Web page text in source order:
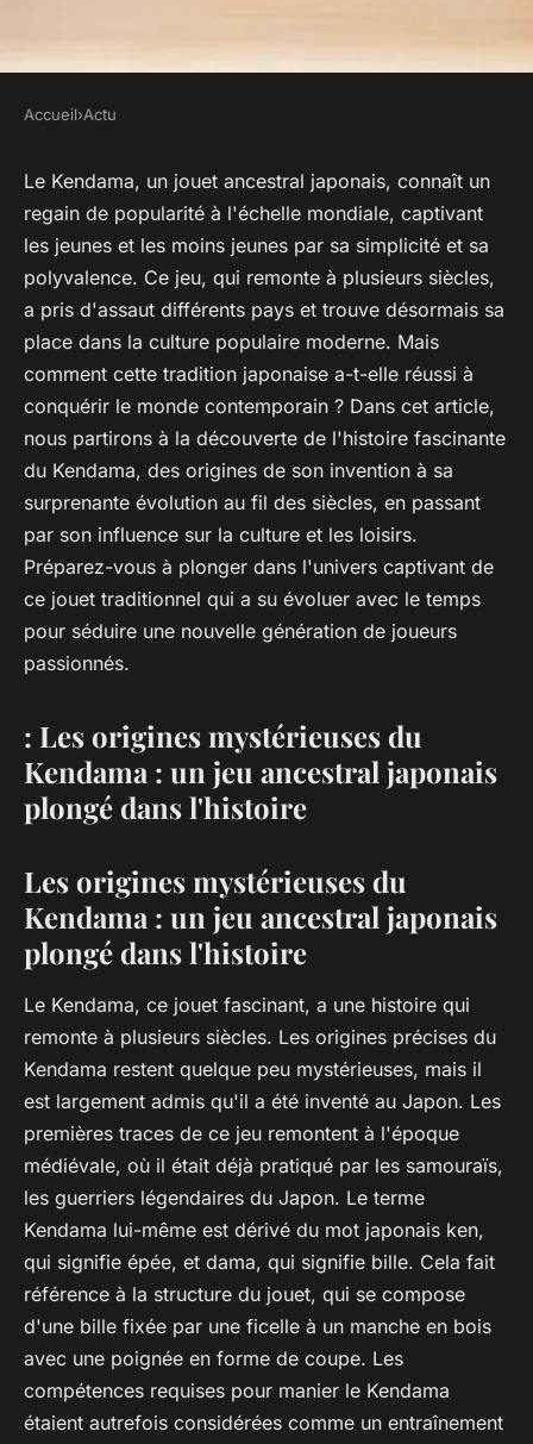
Kendama : L'histoire
fascinante de l'ancien jouet
japonais qui a conquis le
monde moderne
Accueil›Actu
Le Kendama, un jouet ancestral japonais, connaît un
regain de popularité à l'échelle mondiale, captivant
les jeunes et les moins jeunes par sa simplicité et sa
polyvalence. Ce jeu, qui remonte à plusieurs siècles,
a pris d'assaut différents pays et trouve désormais sa
place dans la culture populaire moderne. Mais
comment cette tradition japonaise a-t-elle réussi à
conquérir le monde contemporain ? Dans cet article,
nous partirons à la découverte de l'histoire fascinante
du Kendama, des origines de son invention à sa
surprenante évolution au fil des siècles, en passant
par son influence sur la culture et les loisirs.
Préparez-vous à plonger dans l'univers captivant de
ce jouet traditionnel qui a su évoluer avec le temps
pour séduire une nouvelle génération de joueurs
passionnés.
: Les origines mystérieuses du
Kendama : un jeu ancestral japonais
plongé dans l'histoire
Les origines mystérieuses du
Kendama : un jeu ancestral japonais
plongé dans l'histoire
Le Kendama, ce jouet fascinant, a une histoire qui
remonte à plusieurs siècles. Les origines précises du
Kendama restent quelque peu mystérieuses, mais il
est largement admis qu'il a été inventé au Japon. Les
premières traces de ce jeu remontent à l'époque
médiévale, où il était déjà pratiqué par les samouraïs,
les guerriers légendaires du Japon. Le terme
Kendama lui-même est dérivé du mot japonais ken,
qui signifie épée, et dama, qui signifie bille. Cela fait
référence à la structure du jouet, qui se compose
d'une bille fixée par une ficelle à un manche en bois
avec une poignée en forme de coupe. Les
compétences requises pour manier le Kendama
étaient autrefois considérées comme un entraînement